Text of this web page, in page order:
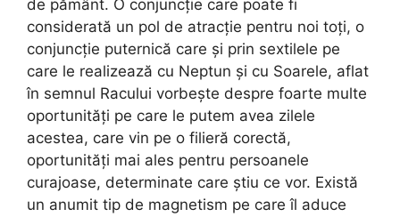
de pământ. O conjuncție care poate fi
considerată un pol de atracție pentru noi toți, o
conjuncție puternică care și prin sextilele pe
care le realizează cu Neptun și cu Soarele, aflat
în semnul Racului vorbește despre foarte multe
oportunități pe care le putem avea zilele
acestea, care vin pe o filieră corectă,
oportunități mai ales pentru persoanele
curajoase, determinate care știu ce vor. Există
un anumit tip de magnetism pe care îl aduce